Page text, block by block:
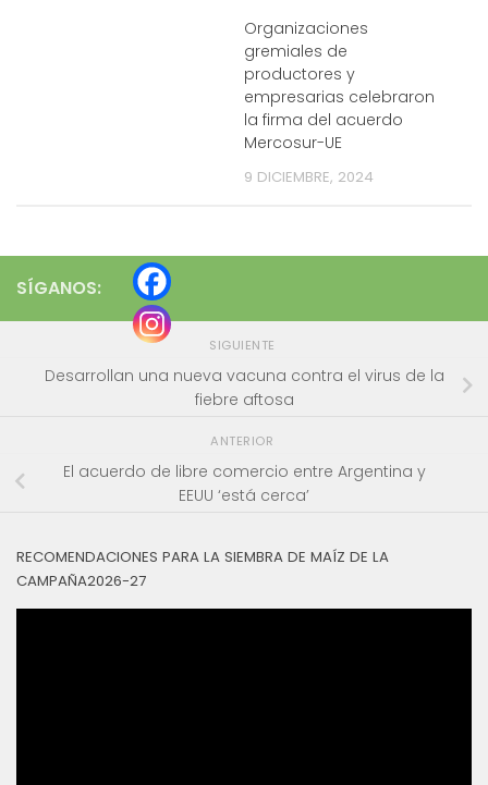
Organizaciones
gremiales de
productores y
empresarias celebraron
la firma del acuerdo
Mercosur-UE
9 DICIEMBRE, 2024
SÍGANOS:
SIGUIENTE
Desarrollan una nueva vacuna contra el virus de la
fiebre aftosa
ANTERIOR
El acuerdo de libre comercio entre Argentina y
EEUU ‘está cerca’
RECOMENDACIONES PARA LA SIEMBRA DE MAÍZ DE LA
CAMPAÑA2026-27